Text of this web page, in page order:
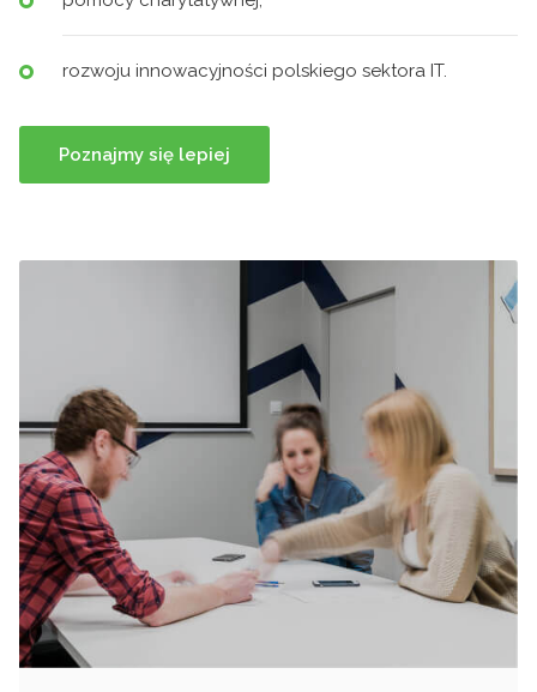
rozwoju innowacyjności polskiego sektora IT.
Poznajmy się lepiej